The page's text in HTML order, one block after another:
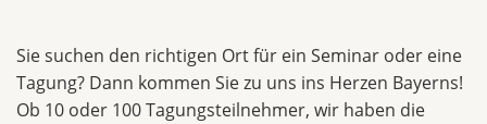
Sie suchen den richtigen Ort für ein Seminar oder eine
Tagung? Dann kommen Sie zu uns ins Herzen Bayerns!
Ob 10 oder 100 Tagungsteilnehmer, wir haben die